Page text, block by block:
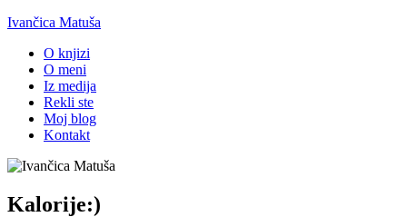
Ivančica Matuša
O knjizi
O meni
Iz medija
Rekli ste
Moj blog
Kontakt
Kalorije:)